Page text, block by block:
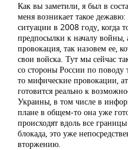
Как вы заметили, я был в
меня возникает такое
ситуации в 2008 году, когда
предпосылки к началу войны,
провокация, так назовем ее,
свои войска. Тут мы сейчас
со стороны России по поводу
то мифические провокации,
готовится реально к
Украины, в том числе в
плане в общем-то она уже
происходят вдоль все
блокада, это уже
вторжению.